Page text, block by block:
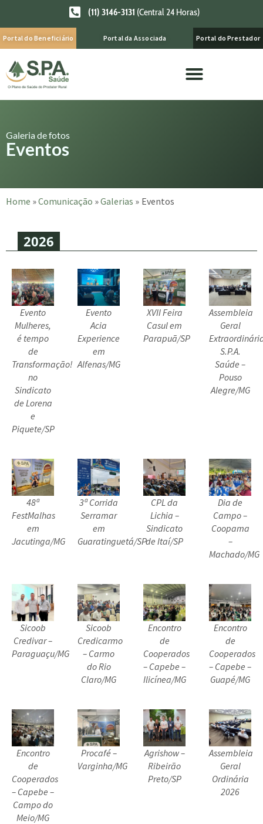
(11) 3146-3131 (Central 24 Horas)
Portal do Beneficiário Portal da Associada Portal do Prestador
Galeria de fotos
Eventos
Home »Comunicação »Galerias » Eventos
2026
Evento
Mulheres,
é tempo
de
Transformação!
no
Sindicato
de Lorena
e
Piquete/SP
Evento
Acia
Experience
em
Alfenas/MG
XVII Feira
Casul em
Parapuã/SP
Assembleia
Geral
S.P.A.
Saúde –
Pouso
Alegre/MG
48ª
FestMalhas
em
Jacutinga/MG
3ª Corrida
Serramar
em
Guaratinguetá/SP
CPL da
Lichia –
Sindicato
de Itaí/SP
Dia de
Campo –
Coopama
–
Machado/MG
Sicoob
Credivar –
Paraguaçu/MG
Sicoob
Credicarmo
– Carmo
do Rio
Claro/MG
Encontro
de
Cooperados
– Capebe –
Ilicínea/MG
Encontro
de
Cooperados
– Capebe –
Guapé/MG
Encontro
de
Cooperados
– Capebe –
Campo do
Meio/MG
Procafé –
Varginha/MG
Agrishow –
Ribeirão
Preto/SP
Assembleia
Geral
Ordinária
2026